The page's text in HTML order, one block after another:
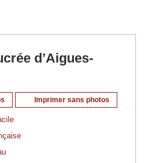
d’Aigues-
Imprimer sans photos